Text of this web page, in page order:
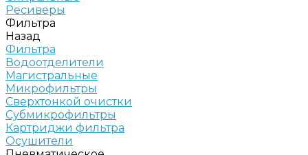
Ресиверы
Фильтра
Назад
Фильтра
Водоотделители
Магистральные
Микрофильтры
Сверхтонкой очистки
Субмикрофильтры
Картриджи фильтра
Осушители